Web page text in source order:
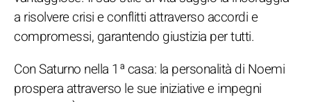
a risolvere crisi e conflitti attraverso accordi e
compromessi, garantendo giustizia per tutti.
Con Saturno nella 1ª casa: la personalità di Noemi
prospera attraverso le sue iniziative e impegni